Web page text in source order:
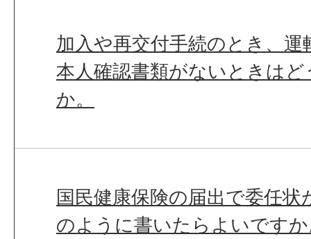
加入や再交付手続のとき、
本人確認書類がないときは
か。
国民健康保険の届出で委任
のように書いたらよいです